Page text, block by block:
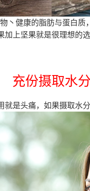
丶健康的脂肪与蛋白质
加上坚果就是很理想的选
充份摄取水分
是头痛，如果摄取水